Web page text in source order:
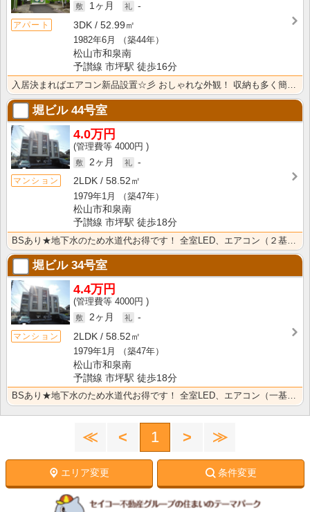
アパート
1ヶ月
-
3DK
52.99㎡
1982年6月
（築44年）
松山市和泉南
予讃線 市坪駅 徒歩16分
堀ビル44号室
マンション
4.0万円
4000円
2ヶ月
-
2LDK
58.52㎡
1979年1月
（築47年）
松山市和泉南
予讃線 市坪駅 徒歩18分
BSあり★地下水のため水道代お得です！ 全室LED、エアコン（２基）、温水洗浄便座新品♪ 和室を洋室･･･
堀ビル34号室
マンション
4.4万円
4000円
2ヶ月
-
2LDK
58.52㎡
1979年1月
（築47年）
松山市和泉南
予讃線 市坪駅 徒歩18分
BSあり★地下水のため水道代お得です！ 全室LED、エアコン（一基）、温水洗浄便座が新品です♪
≪ < 1 > ≫
エリア変更 条件変更